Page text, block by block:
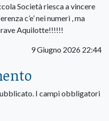
Società riesca a vincere
c’e’ nei numeri , ma
Aquilotte!!!!!!
9 Giugno 2026 22:44
I campi obbligatori